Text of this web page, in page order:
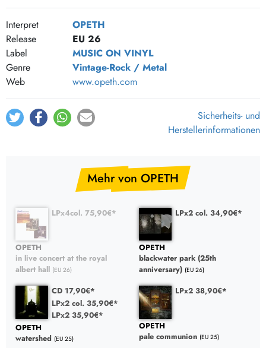
Interpret
OPETH
Release
EU 26
Label
MUSIC ON VINYL
Genre
Vintage-Rock / Metal
Web
www.opeth.com
Sicherheits- und
Herstellerinformationen
Mehr von OPETH
LPx4col. 75,90€*
OPETH
in live concert at the royal
albert hall (EU 26)
LPx2 col. 34,90€*
OPETH
blackwater park (25th
anniversary) (EU 26)
CD 17,90€*
LPx2 col. 35,90€*
LPx2 35,90€*
OPETH
watershed (EU 25)
LPx2 38,90€*
OPETH
pale communion (EU 25)